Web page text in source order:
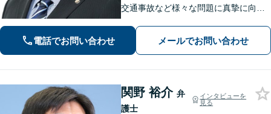
交通事故など様々な問題に真摯に向き
ご依頼者様の意向や価値観を尊重し、
共に考え、解決を目指します。お気軽
電話でお問い合わせ メールでお問い合わせ
関野 裕介 弁
護士
インタビューを
見る